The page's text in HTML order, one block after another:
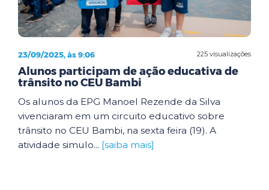
225 visualizações
23/09/2025, às 9:06
Alunos participam de ação educativa de
trânsito no CEU Bambi
Os alunos da EPG Manoel Rezende da Silva
vivenciaram em um circuito educativo sobre
trânsito no CEU Bambi, na sexta feira (19). A
atividade simulo... [saiba mais]